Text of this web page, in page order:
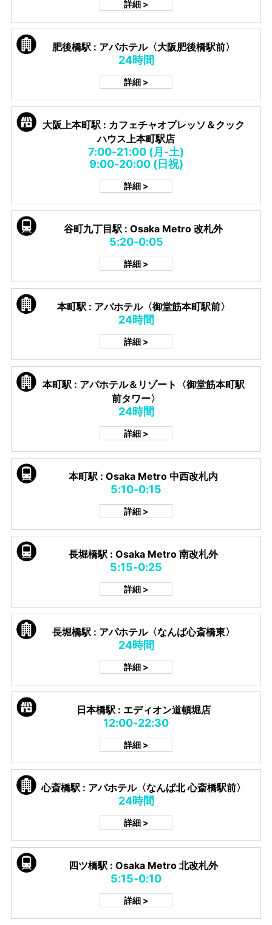
詳細 >
肥後橋駅 : アパホテル〈大阪肥後橋駅前〉
24時間
詳細 >
大阪上本町駅 : カフェチャオプレッソ＆クック
ハウス上本町駅店
7:00-21:00 (月-土)
9:00-20:00 (日祝)
詳細 >
谷町九丁目駅 : Osaka Metro 改札外
5:20-0:05
詳細 >
本町駅 : アパホテル〈御堂筋本町駅前〉
24時間
詳細 >
本町駅 : アパホテル＆リゾート〈御堂筋本町駅
前タワー〉
24時間
詳細 >
本町駅 : Osaka Metro 中西改札内
5:10-0:15
詳細 >
長堀橋駅 : Osaka Metro 南改札外
5:15-0:25
詳細 >
長堀橋駅 : アパホテル〈なんば心斎橋東〉
24時間
詳細 >
日本橋駅 : エディオン道頓堀店
12:00-22:30
詳細 >
心斎橋駅 : アパホテル〈なんば北 心斎橋駅前〉
24時間
詳細 >
四ツ橋駅 : Osaka Metro 北改札外
5:15-0:10
詳細 >